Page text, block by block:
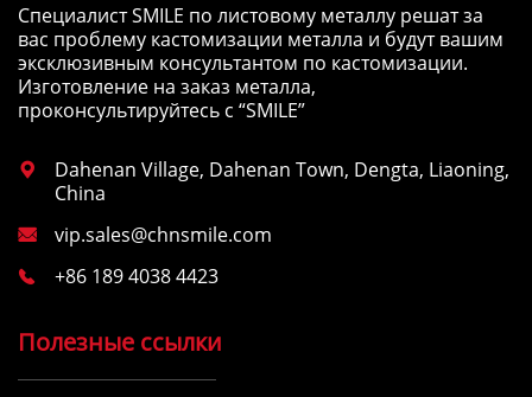
Специалист SMILE по листовому металлу решат за
вас проблему кастомизации металла и будут вашим
эксклюзивным консультантом по кастомизации.
Изготовление на заказ металла,
проконсультируйтесь с “SMILE”

Dahenan Village, Dahenan Town, Dengta, Liaoning,
China
 vip.sales@chnsmile.com
 +86 189 4038 4423
Полезные ссылки